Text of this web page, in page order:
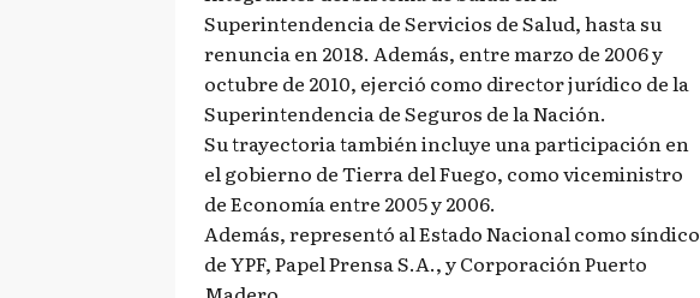
Superintendencia de Servicios de Salud, hasta su
renuncia en 2018. Además, entre marzo de 2006 y
octubre de 2010, ejerció como director jurídico de la
Superintendencia de Seguros de la Nación.
Su trayectoria también incluye una participación en
el gobierno de Tierra del Fuego, como viceministro
de Economía entre 2005 y 2006.
Además, representó al Estado Nacional como síndico
de YPF, Papel Prensa S.A., y Corporación Puerto